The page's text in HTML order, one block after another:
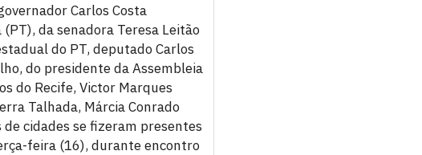
Carlos Costa
da senadora Teresa Leitão
do PT, deputado Carlos
do presidente da Assembleia
do Recife, Victor Marques
Talhada, Márcia Conrado
cidades se fizeram presentes
feira (16), durante encontro